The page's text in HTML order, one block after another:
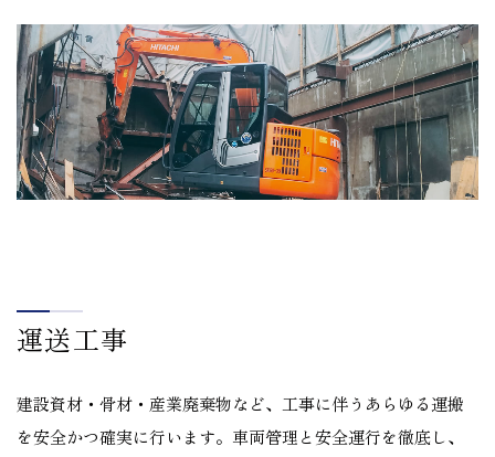
運送工事
建設資材・骨材・産業廃棄物など、工事に伴うあらゆる運搬
を安全かつ確実に行います。車両管理と安全運行を徹底し、